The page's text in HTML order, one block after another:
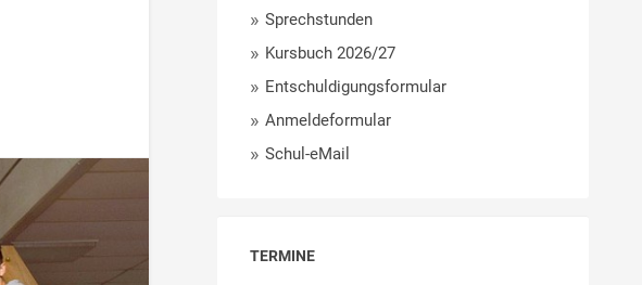
Sprechstunden
Kursbuch 2026/27
Entschuldigungsformular
Anmeldeformular
Schul-eMail
TERMINE